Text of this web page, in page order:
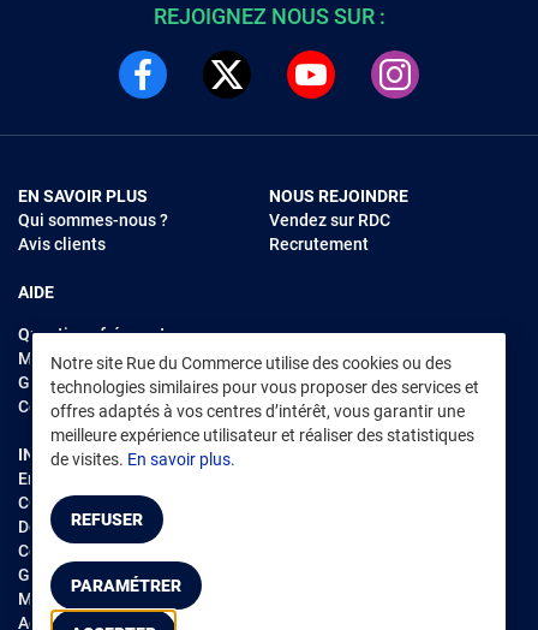
Notre site Rue du Commerce utilise des cookies ou des
technologies similaires pour vous proposer des services et
offres adaptés à vos centres d’intérêt, vous garantir une
meilleure expérience utilisateur et réaliser des statistiques
de visites. En savoir plus.
REFUSER
PARAMÉTRER
REJOIGNEZ NOUS SUR :
EN SAVOIR PLUS
Qui sommes-nous ?
Avis clients
AIDE
Questions fréquentes
Modes de règlements
Garantie et retours
Contacter Rue du Commerce
NOUS REJOINDRE
Vendez sur RDC
Recrutement
INFORMATIONS LÉGALES
Environnement
CGV /CGU Marketplace
Données personnelles
Cookies
Gérer mes cookies
Mentions légales
Accessibilité : non conforme